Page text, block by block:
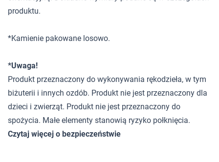
produktu.
*Kamienie pakowane losowo.
*Uwaga!
Produkt przeznaczony do wykonywania rękodzieła, w tym
biżuterii i innych ozdób. Produkt nie jest przeznaczony dla
dzieci i zwierząt. Produkt nie jest przeznaczony do
spożycia. Małe elementy stanowią ryzyko połknięcia.
Czytaj więcej o bezpieczeństwie